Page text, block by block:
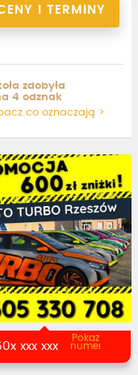
I TERMINY
zdobyła
4 odznak
co oznaczają >
xxx xxx
Pokaż
numer